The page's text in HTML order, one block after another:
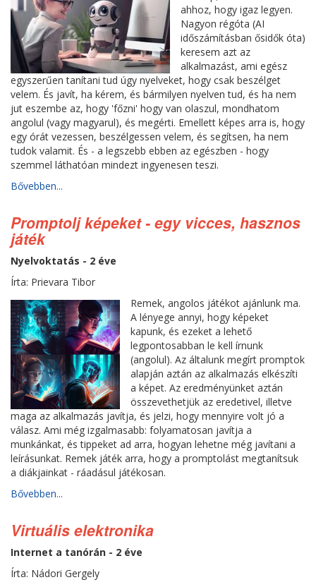
ahhoz, hogy igaz legyen.
Nagyon régóta (AI
időszámításban ősidők óta)
keresem azt az
alkalmazást, ami egész
egyszerűen tanítani tud úgy nyelveket, hogy csak beszélget
velem. És javít, ha kérem, és bármilyen nyelven tud, és ha nem
jut eszembe az, hogy 'főzni' hogy van olaszul, mondhatom
angolul (vagy magyarul), és megérti. Emellett képes arra is, hogy
egy órát vezessen, beszélgessen velem, és segítsen, ha nem
tudok valamit. És - a legszebb ebben az egészben - hogy
szemmel láthatóan mindezt ingyenesen teszi.
Bővebben...
Promptolj képeket - egy vicces, hasznos
játék
Nyelvoktatás - 2 éve
Írta: Prievara Tibor
Remek, angolos játékot ajánlunk ma.
A lényege annyi, hogy képeket
kapunk, és ezeket a lehető
legpontosabban le kell írnunk
(angolul). Az általunk megírt promptok
alapján aztán az alkalmazás elkészíti
a képet. Az eredményünket aztán
összevethetjük az eredetivel, illetve
maga az alkalmazás javítja, és jelzi, hogy mennyire volt jó a
válasz. Ami még izgalmasabb: folyamatosan javítja a
munkánkat, és tippeket ad arra, hogyan lehetne még javítani a
leírásunkat. Remek játék arra, hogy a promptolást megtanítsuk
a diákjainkat - ráadásul játékosan.
Bővebben...
Virtuális elektronika
Internet a tanórán - 2 éve
Írta: Nádori Gergely